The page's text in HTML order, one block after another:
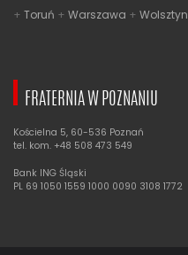
Toruń
Warszawa Wolsztyn
FRATERNIA W POZNANIU
Kościelna 5, 60-536 Poznań
tel. kom. +48 508 473 549
Bank ING Śląski
PL 69 1050 1559 1000 0090 3108 1772